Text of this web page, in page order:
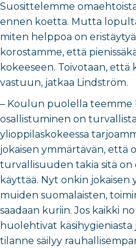
Suosittelemme
ennen koetta. Mutta
miten helppoa on eristäytyä
korostamme, että
kokeeseen. Toivotaan,
vastuun, jatkaa Lindström.
– Koulun puolella teemme
osallistuminen on
ylioppilaskokeessa
jokaisen ymmärtävän, että
turvallisuuden takia sitä
käyttää. Nyt onkin jokaisen
muiden suomalaisten,
saadaan kuriin. Jos kaikki
huolehtivat
tilanne säilyy